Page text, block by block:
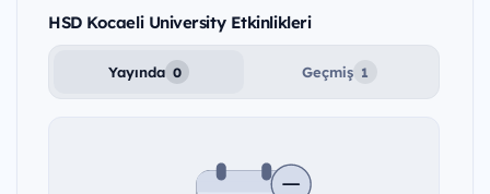
HSD Kocaeli University Etkinlikleri
Yayında 0 Geçmiş 1